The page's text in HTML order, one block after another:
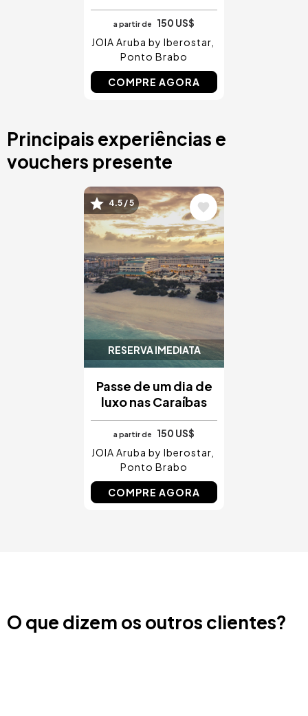
a partir de
150 US$
JOIA Aruba by Iberostar
Ponto Brabo
COMPRE AGORA
Principais experiências e
vouchers presente
RESERVA IMEDIATA
Imagem
4.5 / 5
Passe de um dia de
luxo nas Caraíbas
a partir de
150 US$
JOIA Aruba by Iberostar
Ponto Brabo
COMPRE AGORA
O que dizem os outros clientes?